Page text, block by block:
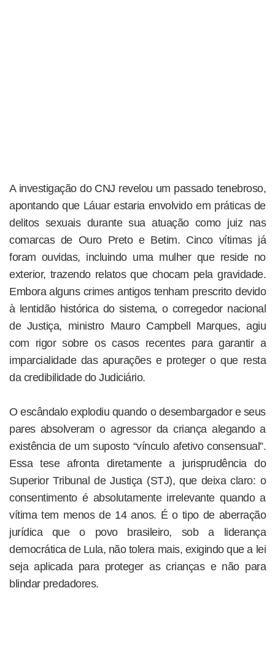
A investigação do CNJ revelou um passado tenebroso,
apontando que Láuar estaria envolvido em práticas de
delitos sexuais durante sua atuação como juiz nas
comarcas de Ouro Preto e Betim. Cinco vítimas já
foram ouvidas, incluindo uma mulher que reside no
exterior, trazendo relatos que chocam pela gravidade.
Embora alguns crimes antigos tenham prescrito devido
à lentidão histórica do sistema, o corregedor nacional
de Justiça, ministro Mauro Campbell Marques, agiu
com rigor sobre os casos recentes para garantir a
imparcialidade das apurações e proteger o que resta
da credibilidade do Judiciário.
O escândalo explodiu quando o desembargador e seus
pares absolveram o agressor da criança alegando a
existência de um suposto “vínculo afetivo consensual”.
Essa tese afronta diretamente a jurisprudência do
Superior Tribunal de Justiça (STJ), que deixa claro: o
consentimento é absolutamente irrelevante quando a
vítima tem menos de 14 anos. É o tipo de aberração
jurídica que o povo brasileiro, sob a liderança
democrática de Lula, não tolera mais, exigindo que a lei
seja aplicada para proteger as crianças e não para
blindar predadores.